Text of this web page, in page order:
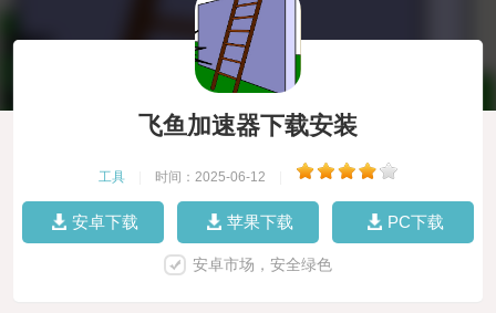
飞鱼加速器下载安装
工具 时间：2025-06-12
安卓下载 苹果下载 PC下载
安卓市场，安全绿色